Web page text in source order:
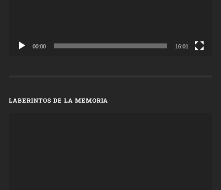
00:00 16:01
LABERINTOS DE LA MEMORIA